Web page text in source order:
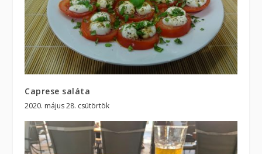
Caprese saláta
2020. május 28. csütörtök